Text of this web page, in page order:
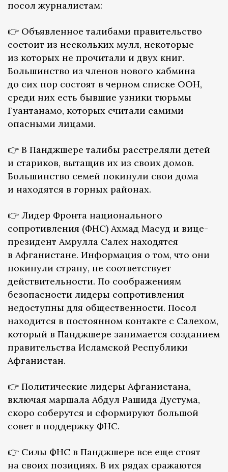
посол журналистам:
👉 Объявленное талибами правительство
состоит из нескольких мулл, некоторые
из которых не прочитали и двух книг.
Большинство из членов нового кабмина
до сих пор состоят в черном списке ООН,
среди них есть бывшие узники тюрьмы
Гуантанамо, которых считали самими
опасными лицами.
👉 В Панджшере талибы расстреляли детей
и стариков, вытащив их из своих домов.
Большинство семей покинули свои дома
и находятся в горных районах.
👉 Лидер Фронта национального
сопротивления (ФНС) Ахмад Масуд и вице-
президент Амрулла Салех находятся
в Афганистане. Информация о том, что они
покинули страну, не соответствует
действительности. По соображениям
безопасности лидеры сопротивления
недоступны для общественности. Посол
находится в постоянном контакте с Салехом,
который в Панджшере занимается созданием
правительства Исламской Республики
Афганистан.
👉 Политические лидеры Афганистана,
включая маршала Абдул Рашида Дустума,
скоро соберутся и сформируют большой
совет в поддержку ФНС.
👉 Силы ФНС в Панджшере все еще стоят
на своих позициях. В их рядах сражаются